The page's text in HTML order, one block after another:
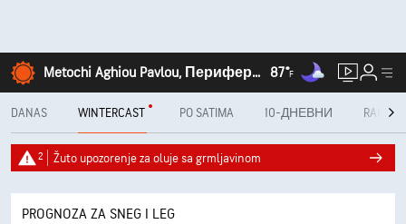
Metochi Aghiou Pavlou, Периферија Средишња Македонија 87°F
DANAS WINTERCAST PO SATIMA 10-ДНЕВНИ RADAR
2 Žuto upozorenje za oluje sa grmljavinom
PROGNOZA ZA SNEG I LEG